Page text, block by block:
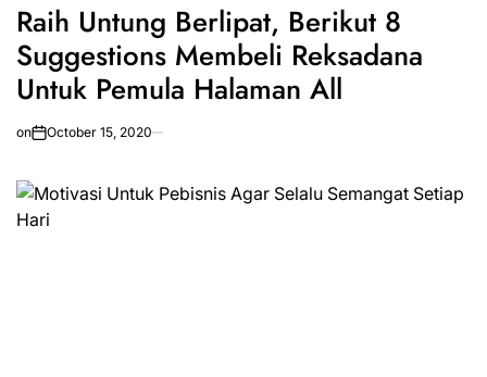
Raih Untung Berlipat, Berikut 8
Suggestions Membeli Reksadana
Untuk Pemula Halaman All
on October 15, 2020